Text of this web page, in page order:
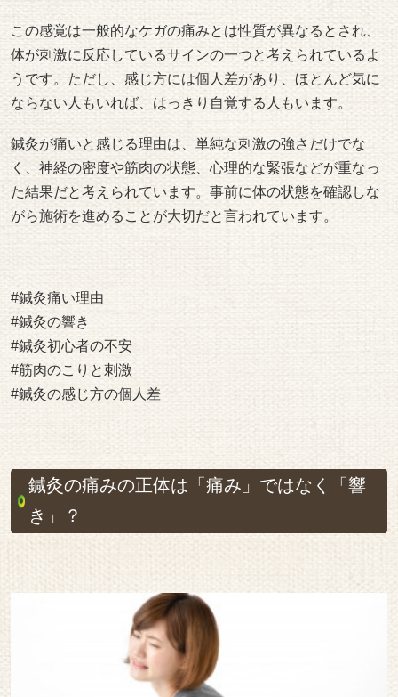
この感覚は一般的なケガの痛みとは性質が異なるとされ、
体が刺激に反応しているサインの一つと考えられているよ
うです。ただし、感じ方には個人差があり、ほとんど気に
ならない人もいれば、はっきり自覚する人もいます。
鍼灸が痛いと感じる理由は、単純な刺激の強さだけでな
く、神経の密度や筋肉の状態、心理的な緊張などが重なっ
た結果だと考えられています。事前に体の状態を確認しな
がら施術を進めることが大切だと言われています。
#鍼灸痛い理由
#鍼灸の響き
#鍼灸初心者の不安
#筋肉のこりと刺激
#鍼灸の感じ方の個人差
鍼灸の痛みの正体は「痛み」ではなく「響
き」？